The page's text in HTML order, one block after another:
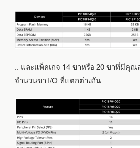
.. และแพ็คเกจ 14 ขาหรือ 20 ขาที่มีคุ
จำนวนขา I/O ที่แตกต่างกัน